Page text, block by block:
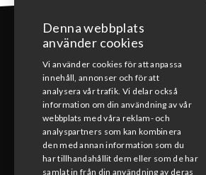
KONTAKT
0492-15391
info@blomsmx.com
Denna webbplats
använder cookies
Vi använder cookies för att anpassa
innehåll, annonser och för att
analysera vår trafik. Vi delar också
information om din användning av vår
webbplats med våra reklam- och
analyspartners som kan kombinera
den med annan information som du
har tillhandahållit dem eller som de har
samlat in från din användning av deras